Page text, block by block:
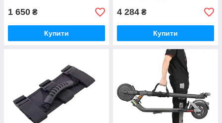
1 650 ₴
Купити
4 284 ₴
Купити